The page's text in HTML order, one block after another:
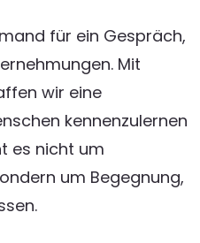
für ein Gespräch,
Mit
wir eine
kennenzulernen
es nicht um
um Begegnung,